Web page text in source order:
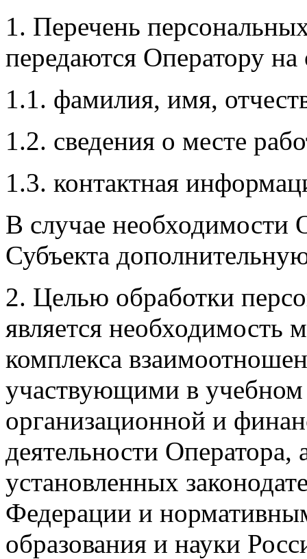
1. Перечень
передаются Оператору на
1.1. фамилия, имя,
1.2. сведения о месте
1.3. контактная
В случае необходимости
Субъекта
2. Целью обработки
является необходимость
комплекса
участвующими в учебном
организационной и
деятельности Оператора,
установленных
Федерации и
образования и науки